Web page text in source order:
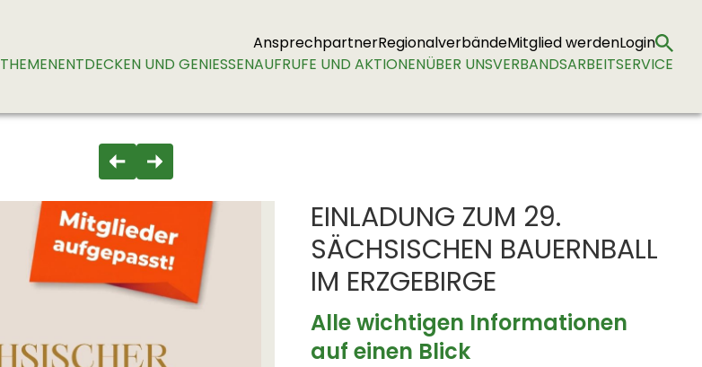
AnsprechpartnerRegionalverbändeMitglied werdenLogin
THEMENENTDECKEN UND GENIESSEN AUFRUFE UND AKTIONENÜBER UNSVERBANDSARBEITSERVICE
EINLADUNG ZUM 29.
SÄCHSISCHEN BAUERNBALL
IM ERZGEBIRGE
Alle wichtigen Informationen
auf einen Blick